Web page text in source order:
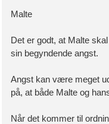
Malte
Det er godt, at Malte
sin begyndende angst.
Angst kan være meget
på, at både Malte og
Når det kommer til